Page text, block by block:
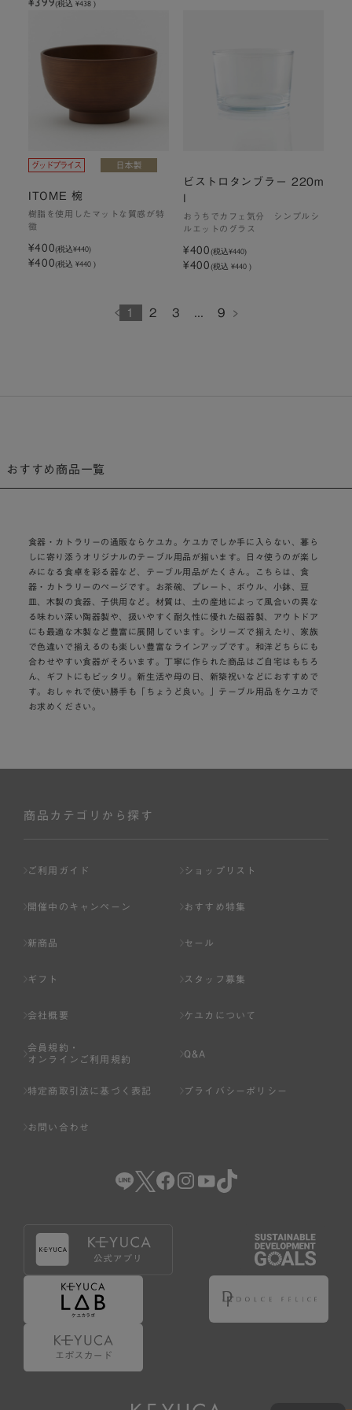
(税込 ¥438 )
ITOME 椀
樹脂を使用したマットな質感が特
徴
¥400(税込¥440)
¥400(税込 ¥440 )
ビストロタンブラー 220m
おうちでカフェ気分 シンプルシ
ルエットのグラス
¥400(税込¥440)
¥400(税込 ¥440 )
1 2 3 ... 9
おすすめ商品一覧
食器・カトラリーの通販ならケユカ。ケユカでしか手に入らない、暮ら
しに寄り添うオリジナルのテーブル用品が揃います。日々使うのが楽し
みになる食卓を彩る器など、テーブル用品がたくさん。こちらは、食
器・カトラリーのページです。お茶碗、プレート、ボウル、小鉢、豆
皿、木製の食器、子供用など。材質は、土の産地によって風合いの異な
る味わい深い陶器製や、扱いやすく耐久性に優れた磁器製、アウトドア
にも最適な木製など豊富に展開しています。シリーズで揃えたり、家族
で色違いで揃えるのも楽しい豊富なラインアップです。和洋どちらにも
合わせやすい食器がそろいます。丁寧に作られた商品はご自宅はもちろ
ん、ギフトにもピッタリ。新生活や母の日、新築祝いなどにおすすめで
す。おしゃれで使い勝手も「ちょうど良い。」テーブル用品をケユカで
お求めください。
商品カテゴリから探す
ご利用ガイド ショップリスト
開催中のキャンペーン おすすめ特集
新商品 セール
ギフト スタッフ募集
会社概要 ケユカについて
会員規約・
オンラインご利用規約
Q&A
特定商取引法に基づく表記 プライバシーポリシー
お問い合わせ